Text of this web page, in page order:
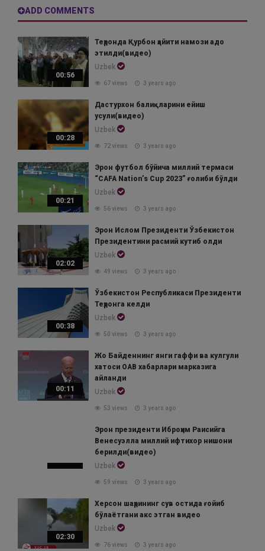
ADD COMMENTS
00:56
Теҳронда Қурбон ҳайити намози адо
этилди(видео)
Uzbek
67 views 3 years ago
00:28
Дастурхон балиқларини ейиш
усули(видео)
Uzbek
72 views 3 years ago
00:21
Эрон футбол бўйича миллий термаси
“CAFA Nation’s Cup 2023” ғолиби бўлди
Uzbek
56 views 3 years ago
02:02
Эрон Ислом Президенти Ўзбекистон
Президентини расмий кутиб олди
Uzbek
49 views 3 years ago
00:38
Ўзбекистон Республикаси Президенти
Теҳронга келди
Uzbek
50 views 3 years ago
00:11
Жо Байденнинг янги гаффи ва кулгули
хатоси ОАВ хабарлари марказига
айланди
Uzbek
53 views 3 years ago
Эрон президенти Иброҳим Раисийга
Венесуэлла миллий ифтихор нишони
берилди(видео)
Uzbek
59 views 3 years ago
02:30
Херсон шаҳрининг сув остида ғойиб
бўлаётгани акс этган видео
Uzbek
76 views 3 years ago